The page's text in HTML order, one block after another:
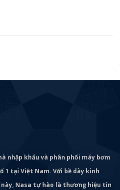
nhập khẩu và phân phối máy bơm
1 tại Việt Nam. Với bề dày kinh
Nasa tự hào là thương hiệu tin